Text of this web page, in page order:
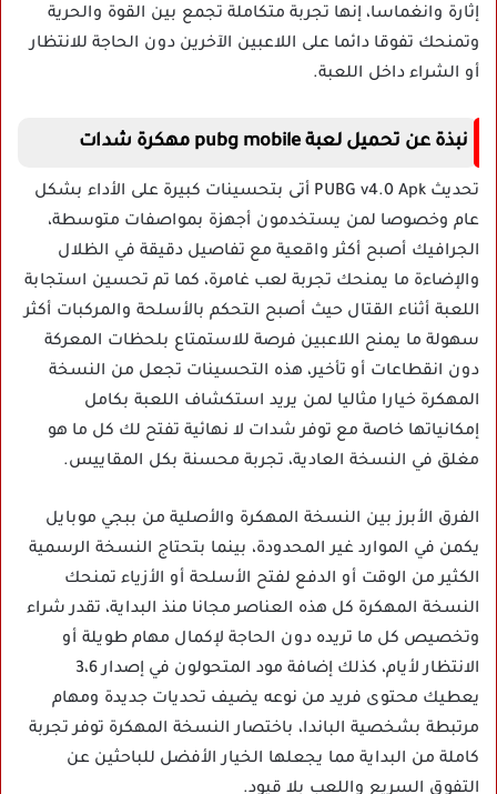
إثارة وانغماسا، إنها تجربة متكاملة تجمع بين القوة والحرية
وتمنحك تفوقا دائما على اللاعبين الآخرين دون الحاجة للانتظار
أو الشراء داخل اللعبة.
نبذة عن تحميل لعبة pubg mobile مهكرة شدات
تحديث PUBG v4.0 Apk أتى بتحسينات كبيرة على الأداء بشكل
عام وخصوصا لمن يستخدمون أجهزة بمواصفات متوسطة،
الجرافيك أصبح أكثر واقعية مع تفاصيل دقيقة في الظلال
والإضاءة ما يمنحك تجربة لعب غامرة، كما تم تحسين استجابة
اللعبة أثناء القتال حيث أصبح التحكم بالأسلحة والمركبات أكثر
سهولة ما يمنح اللاعبين فرصة للاستمتاع بلحظات المعركة
دون انقطاعات أو تأخير، هذه التحسينات تجعل من النسخة
المهكرة خيارا مثاليا لمن يريد استكشاف اللعبة بكامل
إمكانياتها خاصة مع توفر شدات لا نهائية تفتح لك كل ما هو
مغلق في النسخة العادية، تجربة محسنة بكل المقاييس.
الفرق الأبرز بين النسخة المهكرة والأصلية من ببجي موبايل
يكمن في الموارد غير المحدودة، بينما بتحتاج النسخة الرسمية
الكثير من الوقت أو الدفع لفتح الأسلحة أو الأزياء تمنحك
النسخة المهكرة كل هذه العناصر مجانا منذ البداية، تقدر شراء
وتخصيص كل ما تريده دون الحاجة لإكمال مهام طويلة أو
الانتظار لأيام، كذلك إضافة مود المتحولون في إصدار 3،6
يعطيك محتوى فريد من نوعه يضيف تحديات جديدة ومهام
مرتبطة بشخصية الباندا، باختصار النسخة المهكرة توفر تجربة
كاملة من البداية مما يجعلها الخيار الأفضل للباحثين عن
التفوق السريع واللعب بلا قيود.